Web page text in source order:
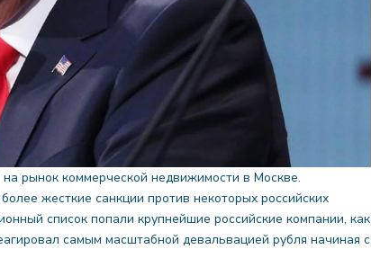
рынок коммерческой недвижимости в Москве.
жесткие санкции против некоторых российских
список попали крупнейшие российские компании, как
самым масштабной девальвацией рубля начиная с